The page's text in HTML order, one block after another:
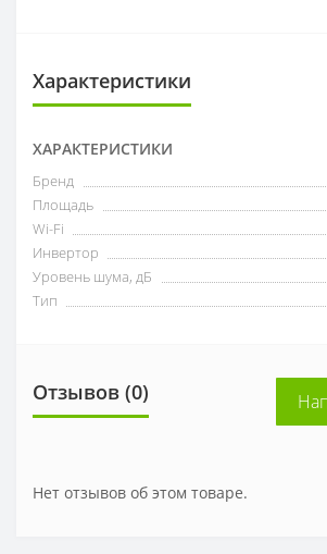
Характеристики
ХАРАКТЕРИСТИКИ
Бренд
Площадь
Wi-Fi
Инвертор
Уровень шума, дБ
Тип
Отзывов (0)
Нет отзывов об этом товаре.